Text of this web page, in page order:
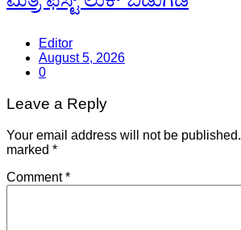
Editor
August 5, 2026
0
Leave a Reply
Your email address will not be published.
marked *
Comment*